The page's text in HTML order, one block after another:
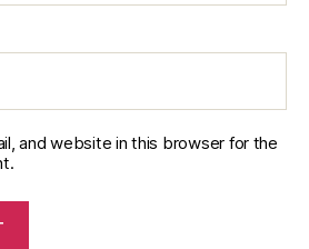
and website in this browser for the